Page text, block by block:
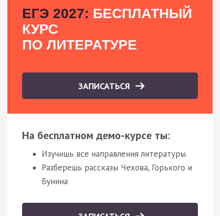
ЕГЭ 2027: БЕСПЛАТНЫЙ
КУРС
ПО ЛИТЕРАТУРЕ
ЗАПИСАТЬСЯ
На бесплатном демо-курсе ты:
Изучишь все направления литературы.
Разберешь рассказы Чехова, Горького и
Бунина